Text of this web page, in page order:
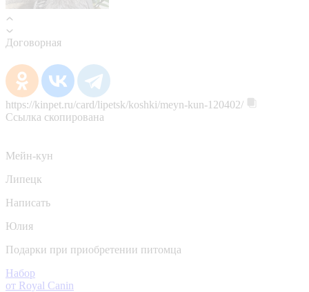
Договорная
https://kinpet.ru/card/lipetsk/koshki/meyn-kun-120402/
Ссылка скопирована
Мейн-кун
Липецк
Написать
Юлия
Подарки при приобретении питомца
Набор
от Royal Canin